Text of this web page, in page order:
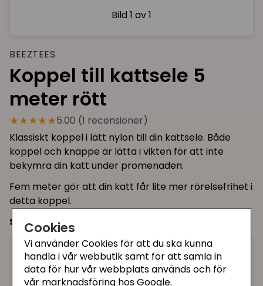
Cookies
Vi använder Cookies för att du ska kunna
handla i vår webbutik samt för att samla in
data för hur vår webbplats används och för
vår marknadsföring hos Google.
Bild 1 av 1
BEEZTEES
Koppel till kattsele 5
meter rött
★★★★★5.00 (1 recensioner)
Klassiskt koppel i lätt nylon till din kattsele. Både
koppel och knäppe är lätta i vikten för att inte
bekymra din katt under promenaden.
Fem meter gör att din katt får lite mer rörelsefrihet i
detta koppel.
Storlek:5 meter långt, ca 4 mm brett/tjockt
59 kr − + Köp